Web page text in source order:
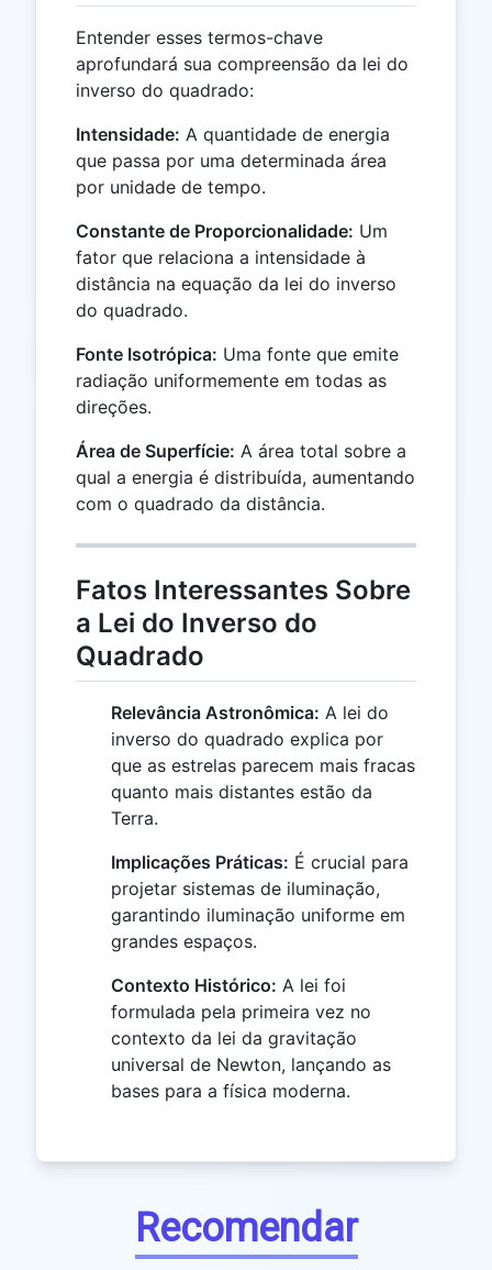
Entender esses termos-chave
aprofundará sua compreensão da lei do
inverso do quadrado:
Intensidade: A quantidade de energia
que passa por uma determinada área
por unidade de tempo.
Constante de Proporcionalidade: Um
fator que relaciona a intensidade à
distância na equação da lei do inverso
do quadrado.
Fonte Isotrópica: Uma fonte que emite
radiação uniformemente em todas as
direções.
Área de Superfície: A área total sobre a
qual a energia é distribuída, aumentando
com o quadrado da distância.
Fatos Interessantes Sobre
a Lei do Inverso do
Quadrado
Relevância Astronômica: A lei do
inverso do quadrado explica por
que as estrelas parecem mais fracas
quanto mais distantes estão da
Terra.
Implicações Práticas: É crucial para
projetar sistemas de iluminação,
garantindo iluminação uniforme em
grandes espaços.
Contexto Histórico: A lei foi
formulada pela primeira vez no
contexto da lei da gravitação
universal de Newton, lançando as
bases para a física moderna.
Recomendar